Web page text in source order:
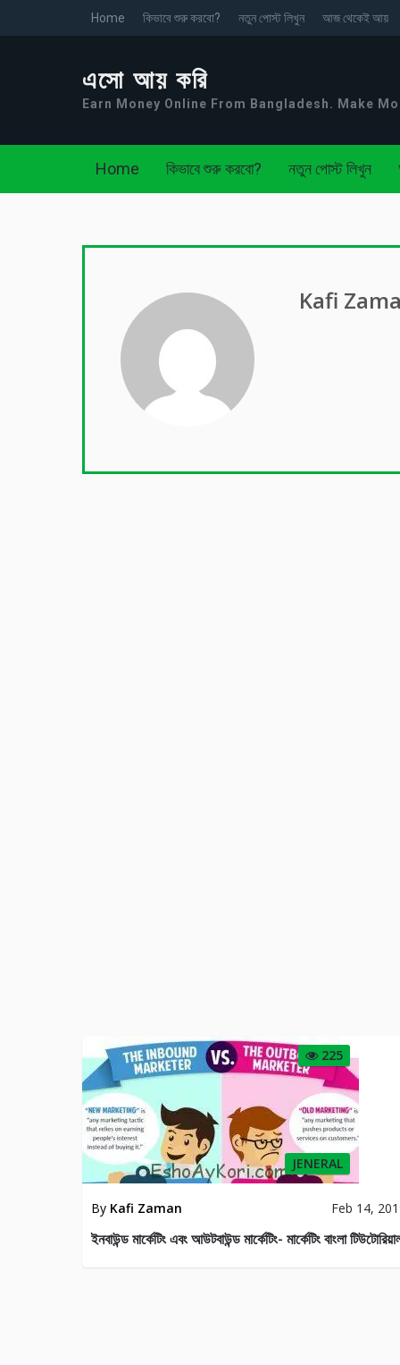
Home কিভাবে শুরু করবো? নতুন পোস্ট লিখুন আজ থেকেই আয়
এসো আয় করি
Earn Money Online From Bangladesh. Make
Home কিভাবে শুরু করবো? নতুন পোস্ট লিখুন
Kafi
225
JENERAL
By Kafi Zaman Feb 14,
ইনবাউন্ড মার্কেটিং এবং আউটবাউন্ড মার্কেটিং- মার্কেটিং বাংলা